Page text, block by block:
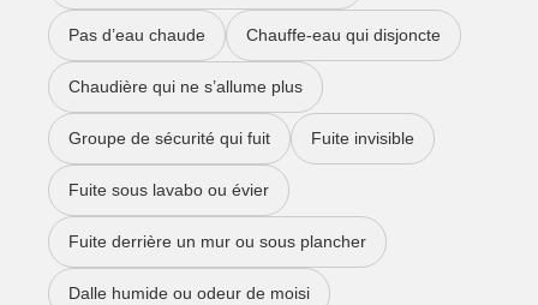
Pas d’eau chaude Chauffe-eau qui disjoncte
Chaudière qui ne s’allume plus
Groupe de sécurité qui fuit Fuite invisible
Fuite sous lavabo ou évier
Fuite derrière un mur ou sous plancher
Dalle humide ou odeur de moisi